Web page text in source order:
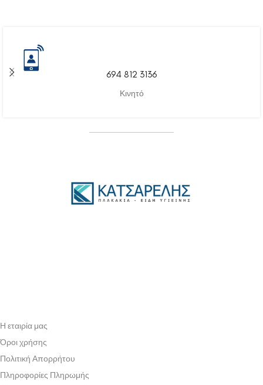
694 812 3136
Κινητό
Η εταιρία μας
Όροι χρήσης
Πολιτική Απορρήτου
Πληροφορίες Πληρωμής